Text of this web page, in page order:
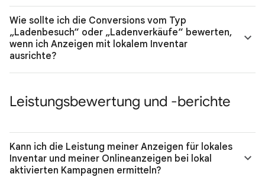
Wie sollte ich die Conversions vom Typ
„Ladenbesuch“ oder „Ladenverkäufe“ bewerten,
wenn ich Anzeigen mit lokalem Inventar
ausrichte?
Leistungsbewertung und -berichte
Kann ich die Leistung meiner Anzeigen für lokales
Inventar und meiner Onlineanzeigen bei lokal
aktivierten Kampagnen ermitteln?